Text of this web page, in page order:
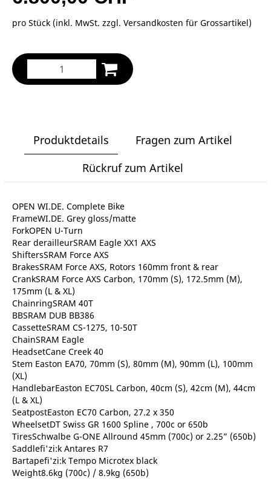
pro Stück (inkl. MwSt. zzgl. Versandkosten für Grossartikel)
Produktdetails
Fragen zum Artikel
Rückruf zum Artikel
OPEN WI.DE. Complete Bike
FrameWI.DE. Grey gloss/matte
ForkOPEN U-Turn
Rear derailleurSRAM Eagle XX1 AXS
ShiftersSRAM Force AXS
BrakesSRAM Force AXS, Rotors 160mm front & rear
CrankSRAM Force AXS Carbon, 170mm (S), 172.5mm (M),
175mm (L & XL)
ChainringSRAM 40T
BBSRAM DUB BB386
CassetteSRAM CS-1275, 10-50T
ChainSRAM Eagle
HeadsetCane Creek 40
Stem Easton EA70, 70mm (S), 80mm (M), 90mm (L), 100mm
(XL)
HandlebarEaston EC70SL Carbon, 40cm (S), 42cm (M), 44cm
(L & XL)
SeatpostEaston EC70 Carbon, 27.2 x 350
WheelsetDT Swiss GR 1600 Spline , 700c or 650b
TiresSchwalbe G-ONE Allround 45mm (700c) or 2.25” (650b)
Saddlefi'zi:k Antares R7
Bartapefi'zi:k Tempo Microtex black
Weight8.6kg (700c) / 8.9kg (650b)